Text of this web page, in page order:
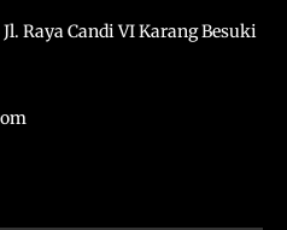
Raya Candi VI Karang Besuki